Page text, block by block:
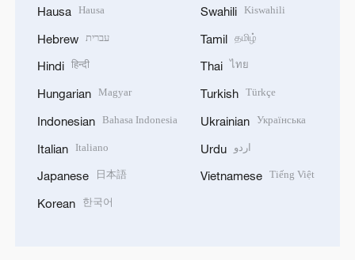
Hausa Hausa
Hebrew עברית
Hindi हिन्दी
Hungarian Magyar
Indonesian Bahasa Indonesia
Italian Italiano
Japanese 日本語
Korean 한국어
Swahili Kiswahili
Tamil தமிழ்
Thai ไทย
Turkish Türkçe
Ukrainian Українська
Urdu اردو
Vietnamese Tiếng Việt